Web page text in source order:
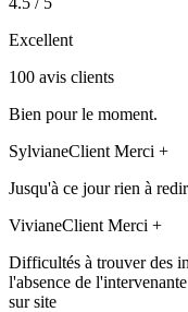
Excellent
100 avis clients
Bien pour le moment.
SylvianeClient Merci +
Jusqu'à ce jour rien à
VivianeClient Merci +
Difficultés à trouver des
l'absence de
sur site